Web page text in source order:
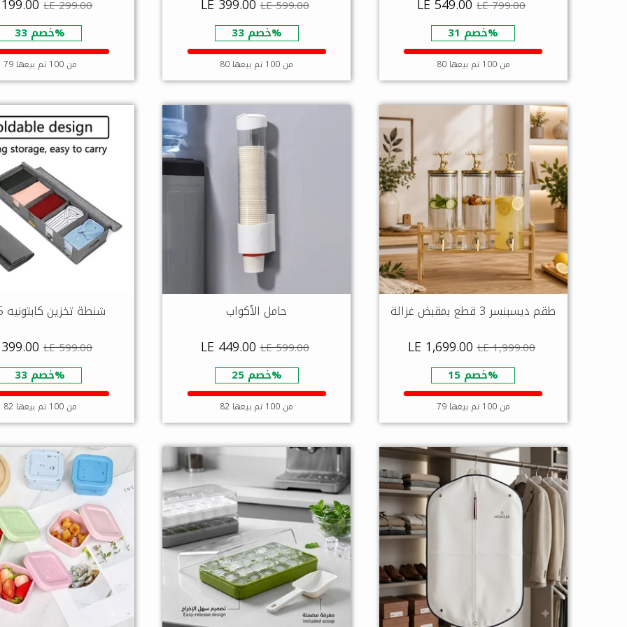
LE 549.00 LE 799.00
خصم 31%
80 من 100 تم بيعها
LE 399.00 LE 599.00
خصم 33%
80 من 100 تم بيعها
LE 299.00
خصم 33%
79 من 100 تم بيعها
طقم ديسبنسر 3 قطع بمقبض غزالة
LE 1,699.00 LE 1,999.00
خصم 15%
79 من 100 تم بيعها
حامل الأكواب
LE 449.00 LE 599.00
خصم 25%
82 من 100 تم بيعها
شنطة تخزين كابتونيه 5 خانة
LE 599.00
خصم 33%
82 من 100 تم بيعها